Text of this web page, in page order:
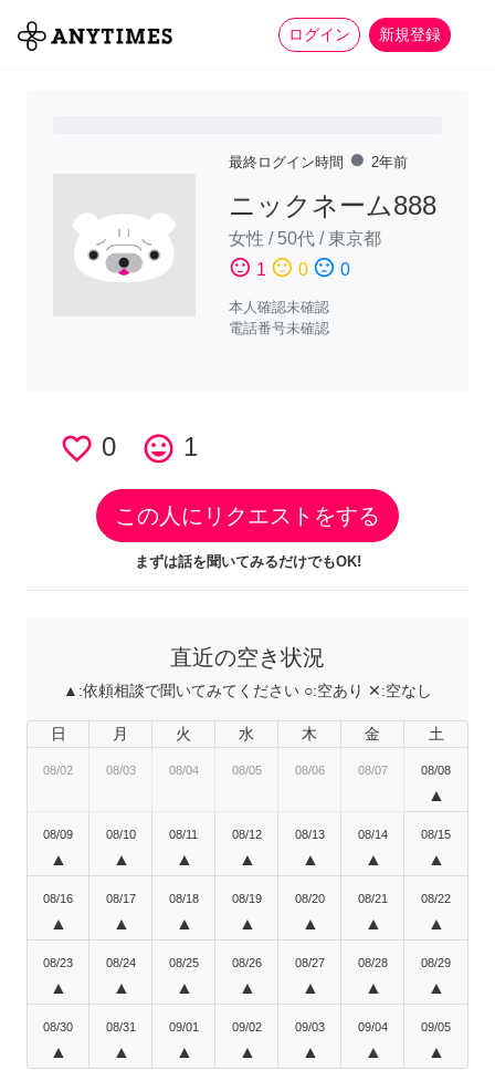
ログイン 新規登録
全て 家事 more_horiz
最終ログイン時間 fiber_manual_record 2年前
ニックネーム888
女性 / 50代 /東京都
sentiment_satisfied 1 sentiment_neutral 0 sentiment_dissatisfied 0
本人確認未確認
電話番号未確認
favorite_border 0 tag_faces 1
この人にリクエストをする
まずは話を聞いてみるだけでもOK!
直近の空き状況
▲:依頼相談で聞いてみてください ○:空あり ✕:空なし
日 月 火 水 木 金 土
08/02 08/03 08/04 08/05 08/06 08/07 08/08
▲
08/09
▲
08/10
▲
08/11
▲
08/12
▲
08/13
▲
08/14
▲
08/15
▲
08/16
▲
08/17
▲
08/18
▲
08/19
▲
08/20
▲
08/21
▲
08/22
▲
08/23
▲
08/24
▲
08/25
▲
08/26
▲
08/27
▲
08/28
▲
08/29
▲
08/30
▲
08/31
▲
09/01
▲
09/02
▲
09/03
▲
09/04
▲
09/05
▲